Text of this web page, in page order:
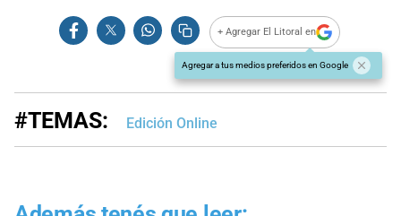
+ Agregar El Litoral en
Agregar a tus medios preferidos en Google
#TEMAS: Edición Online